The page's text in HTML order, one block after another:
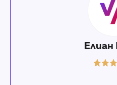
Елиан